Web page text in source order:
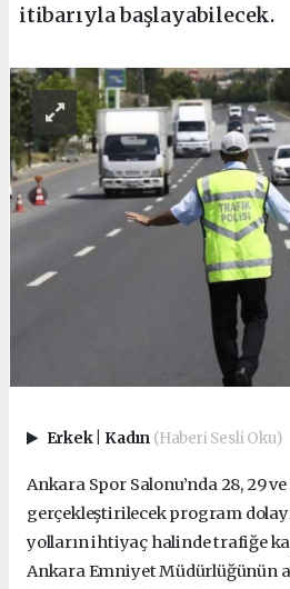
itibarıyla başlayabilecek.
Erkek Kadın (Haberi Sesli Oku)
Ankara Spor Salonu’nda 28, 29
gerçekleştirilecek program
yolların ihtiyaç halinde trafiğe
Ankara Emniyet Müdürlüğünün